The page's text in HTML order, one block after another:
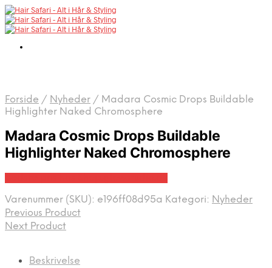
Forside / Nyheder / Madara Cosmic Drops Buildable
Highlighter Naked Chromosphere
Madara Cosmic Drops Buildable
Highlighter Naked Chromosphere
Varenummer (SKU): e196ff08d95a Kategori: Nyheder
Previous Product
Next Product
Beskrivelse